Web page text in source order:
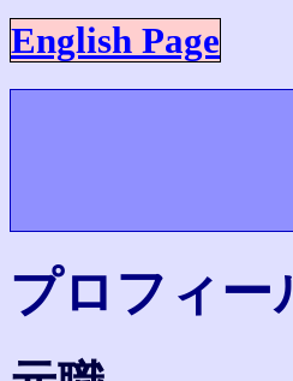
English Page
プロフィー